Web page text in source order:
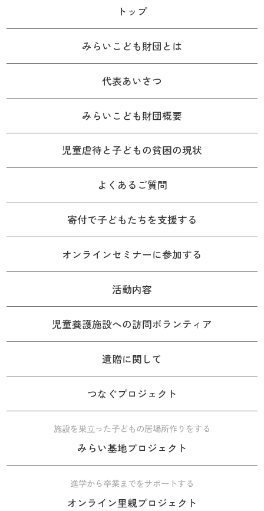
トップ
みらいこども財団とは
代表あいさつ
みらいこども財団概要
児童虐待と子どもの貧困の現状
よくあるご質問
寄付で子どもたちを支援する
オンラインセミナーに参加する
活動内容
児童養護施設への訪問ボランティア
遺贈に関して
つなぐプロジェクト
施設を巣立った子どもの居場所作りをする
みらい基地プロジェクト
進学から卒業までをサポートする
オンライン里親プロジェクト